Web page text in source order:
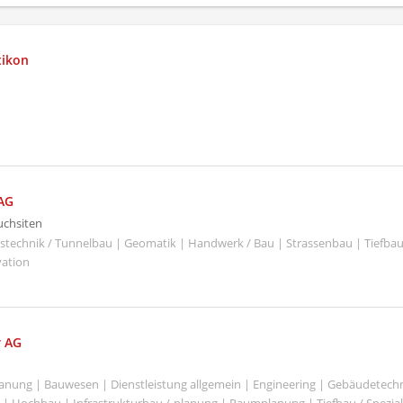
/ Tunnelbau | Geomatik | Handwerk / Bau | Strassenbau |
| Bauwesen | Dienstleistung allgemein | Engineering |